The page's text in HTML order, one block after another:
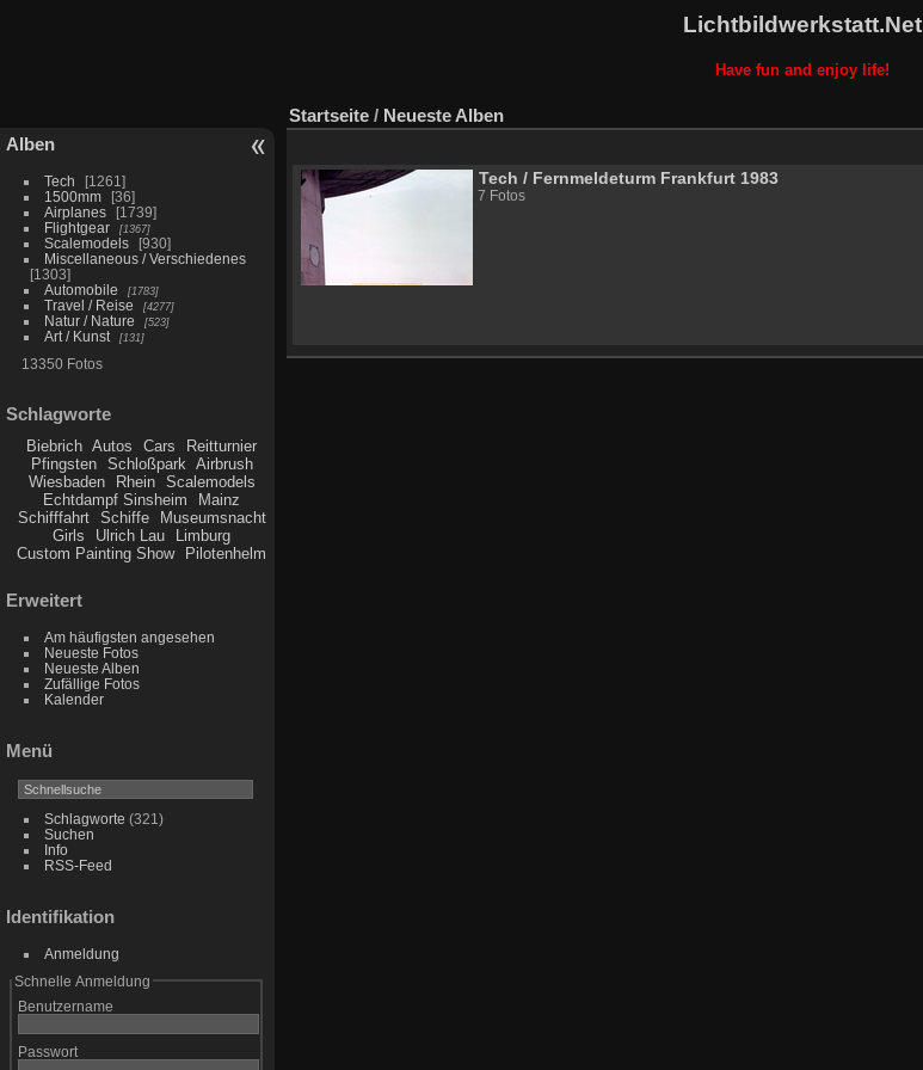
Lichtbildwerkstatt.Net
Have fun and enjoy life!
Alben
Tech
1261
1500mm
36
Airplanes
1739
Flightgear
1367
Scalemodels
930
Miscellaneous / Verschiedenes
1303
Automobile
1783
Travel / Reise 4277
Natur / Nature 523
Art / Kunst 131
13350 Fotos
Schlagworte
Biebrich Autos Cars
Reitturnier
Pfingsten
Schloßpark Airbrush
Wiesbaden
Rhein
Scalemodels
Echtdampf Sinsheim
Mainz
Schifffahrt
Schiffe
Museumsnacht
Girls
Ulrich Lau
Limburg
Custom Painting Show
Pilotenhelm
Erweitert
Am häufigsten angesehen
Neueste Fotos
Neueste Alben
Zufällige Fotos
Kalender
Menü
Schlagworte (321)
Suchen
Info
RSS-Feed
Identifikation
Anmeldung
Schnelle Anmeldung
Benutzername
Passwort
Startseite / Neueste Alben
Tech / Fernmeldeturm Frankfurt 1983
7 Fotos